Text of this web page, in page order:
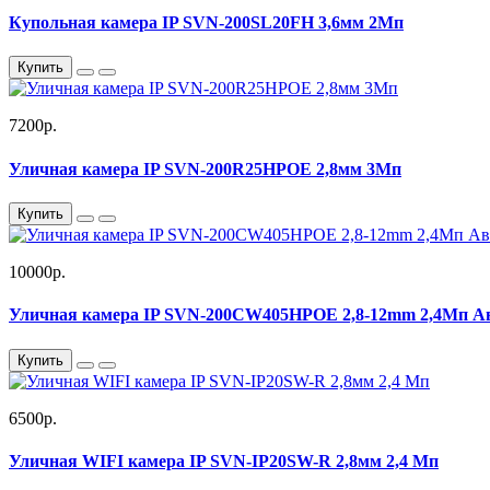
Купольная камера IP SVN-200SL20FH 3,6мм 2Мп
Купить
7200р.
Уличная камера IP SVN-200R25HPOE 2,8мм 3Мп
Купить
10000р.
Уличная камера IP SVN-200CW405HPOE 2,8-12mm 2,4Мп
Купить
6500р.
Уличная WIFI камера IP SVN-IP20SW-R 2,8мм 2,4 Мп